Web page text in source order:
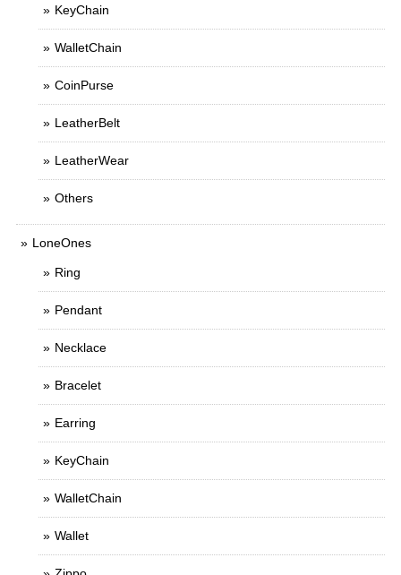
KeyChain
WalletChain
CoinPurse
LeatherBelt
LeatherWear
Others
LoneOnes
Ring
Pendant
Necklace
Bracelet
Earring
KeyChain
WalletChain
Wallet